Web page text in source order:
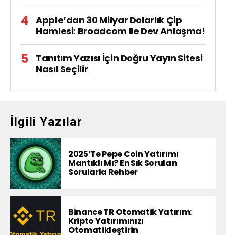
Apple’dan 30 Milyar Dolarlık Çip
Hamlesi: Broadcom Ile Dev Anlaşma!
Tanıtım Yazısı İçin Doğru Yayın Sitesi
Nasıl Seçilir
İlgili Yazılar
2025’te Pepe Coin Yatırımı
Mantıklı Mı? En Sık Sorulan
Sorularla Rehber
Binance TR Otomatik Yatırım:
Kripto Yatırımınızı
Otomatikleştirin